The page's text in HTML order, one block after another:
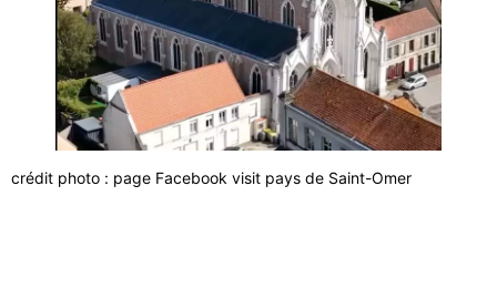
crédit photo : page Facebook visit pays de Saint-Omer